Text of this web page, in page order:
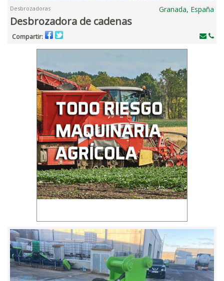
Desbrozadoras Granada, España
Desbrozadora de cadenas
Compartir: